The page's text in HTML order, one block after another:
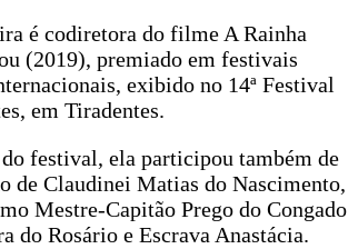
é codiretora do filme A Rainha
(2019), premiado em festivais
exibido no 14ª Festival
em Tiradentes.
festival, ela participou também de
de Claudinei Matias do Nascimento,
Mestre-Capitão Prego do Congado
do Rosário e Escrava Anastácia.